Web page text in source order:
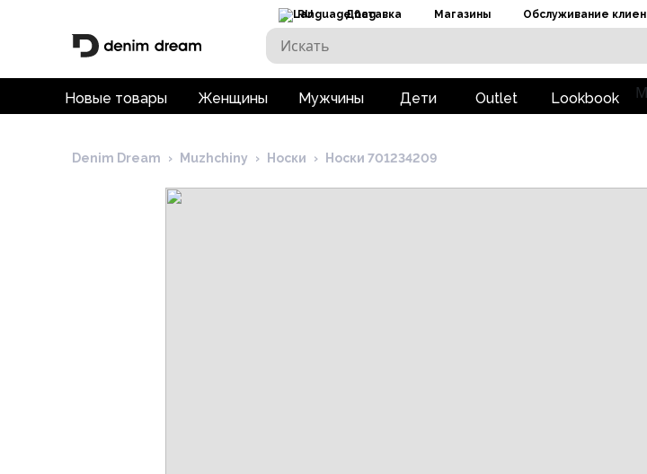
RU Доставка Магазины Обслуживание
Новые товары Женщины Мужчины Дети Outlet Lookbook
Denim Dream › Muzhchiny › Носки › Носки 701234209